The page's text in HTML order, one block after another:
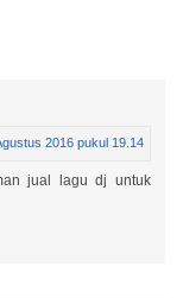
2016 pukul 19.14
jual lagu dj untuk